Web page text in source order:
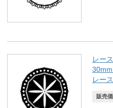
レー
レー
販売